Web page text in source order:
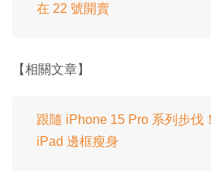
在 22 號開賣
【相關文章】
跟隨 iPhone 15 Pro 系列步伐
iPad 邊框瘦身